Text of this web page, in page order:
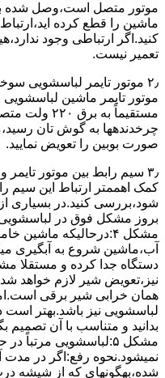
ﻣﻮﺗﻮر ﻣﺘﺼﻞ اﺳﺖ،وﺻﻞ ﺷﺪه
ﻣﺎﺷﯿﻦ را ﻗﻄﻊ کرده
کنید.اﮔﺮ ارﺗﺒﺎطی وجود
ﺗﻌﻤﯿﺮ نیست.
۲٫ ﻣﻮﺗﻮر ﺗﺎﯾﻤﺮ لباسشویی
ﻣﻮﺗﻮر ﺗﺎﯾﻤﺮ ماشین
مستقیماً ﺑﻪ
چرخدندهها به گوش تان
ﺻﻮرت ﺑﻮﺑﯿﻦ را ﺗﻌﻮﯾﺾ ﻧﻤﺎﯾﯿﺪ.
۳٫ ﺳﯿﻢ راﺑﻂ ﺑﯿﻦ ﻣﻮﺗﻮر
کمک اهممتر ارﺗﺒﺎط اﯾﻦ ﺳﯿﻢ
ﺷﻮد،بررسی ﮐﻨﯿﺪ.در ﺑﺴﯿﺎری
ﺑﺮوز مشکل ﻓﻮق در
مشکل ۴:درحالیکه
آب،ﻣﺎﺷﯿﻦ ﺷﺮوع ﺑﻪ آﺑﮕﯿﺮی
دستگاه جدا کرده و مستقلا
نیز،تعویض شیر لازم خواهد
همان خرابی شیر برقی
لباسشویی نیز باشد.بهتر
بدانید و متناسب با آن تصمیم
مشکل ۵:لباسشویی
نمیشود.نحوه رﻓﻊ:اﮔﺮ در ﻣﺪت
ﺷﺪه،بهگونهای ﮐﻪ از ﺷﯿﺸﻪ